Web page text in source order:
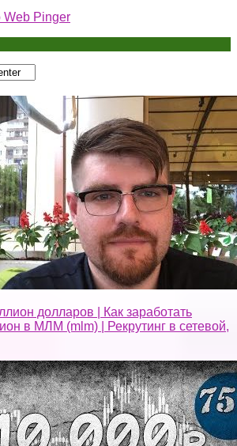
долларов | Как заработать
в МЛМ (mlm) | Рекрутинг в сетевой,